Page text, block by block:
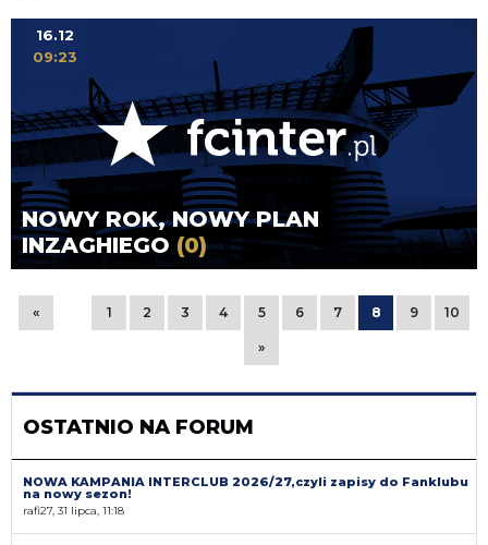
NOWY ROK, NOWY PLAN
INZAGHIEGO (0)
16.12
09:23
« 1 2 3 4 5 6 7 8 9 10
»
OSTATNIO NA FORUM
NOWA KAMPANIA INTERCLUB 2026/27,czyli zapisy do Fanklubu
na nowy sezon!
rafi27, 31 lipca, 11:18